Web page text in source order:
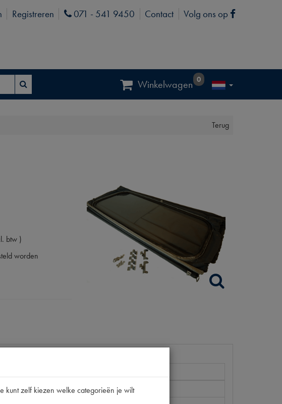
Registreren Phone
071 - 541 9450 Contact Volg ons op Facebook
Winkelwagen 0
Terug
btw )
worden
2CV
kunt zelf kiezen welke categorieën je wilt